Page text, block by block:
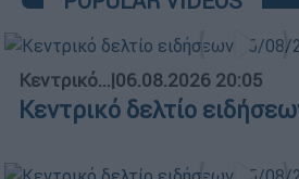
Κεντρικό...|06.08.2026 20:05
Κεντρικό δελτίο